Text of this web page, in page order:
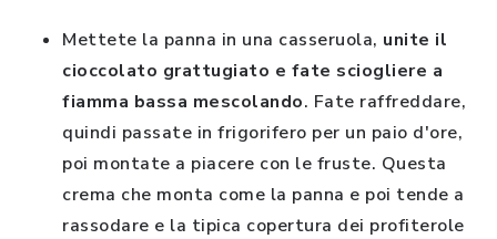
Mettete la panna in una casseruola, unite il
cioccolato grattugiato e fate sciogliere a
fiamma bassa mescolando. Fate raffreddare,
quindi passate in frigorifero per un paio d'ore,
poi montate a piacere con le fruste. Questa
crema che monta come la panna e poi tende a
rassodare e la tipica copertura dei profiterole